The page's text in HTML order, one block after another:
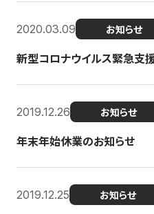
2020.03.09 お知らせ
新型コロナウイルス緊急支
2019.12.26 お知らせ
年末年始休業のお知らせ
2019.12.25 お知らせ